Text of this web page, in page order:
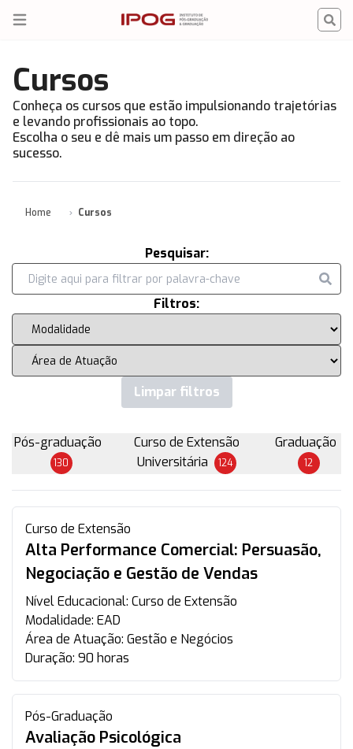
Open menu IPOG
Cursos
Conheça os cursos que estão impulsionando trajetórias
e levando profissionais ao topo.
Escolha o seu e dê mais um passo em direção ao
sucesso.
Home Cursos
Pesquisar:
Filtros:
Limpar filtros
Pós-graduação
130
Curso de Extensão
Universitária
124
Graduação
12
Curso de Extensão
Alta Performance Comercial: Persuasão,
Negociação e Gestão de Vendas
Nível Educacional: Curso de Extensão
Modalidade: EAD
Área de Atuação: Gestão e Negócios
Duração: 90 horas
Pós-Graduação
Avaliação Psicológica